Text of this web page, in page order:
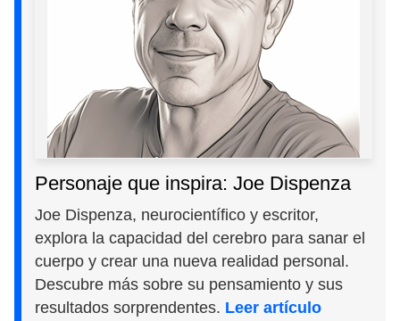
Personaje que inspira: Joe Dispenza
Joe Dispenza, neurocientífico y escritor,
explora la capacidad del cerebro para sanar el
cuerpo y crear una nueva realidad personal.
Descubre más sobre su pensamiento y sus
resultados sorprendentes. Leer artículo